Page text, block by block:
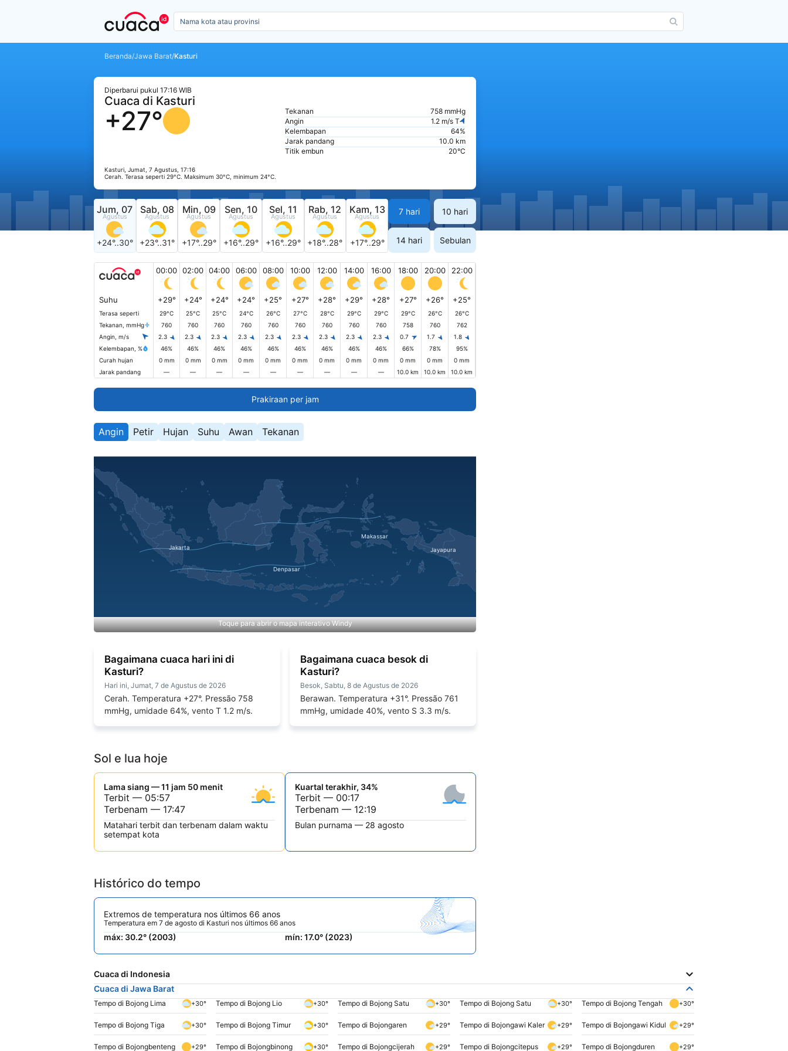
Beranda/Jawa Barat/Kasturi
Diperbarui pukul 17:16 WIB
Cuaca di Kasturi
+27°
Kasturi, Jumat, 7 Agustus, 17:16
Cerah. Terasa seperti 29°C. Maksimum 30°C, minimum 24°C.
Tekanan
758 mmHg
Angin
1.2 m/s T
Kelembapan
64%
Jarak pandang
10.0 km
Titik embun
20°C
Jum, 07
Agustus
+24°..30°
Sab, 08
Agustus
+23°..31°
Min, 09
Agustus
+17°..29°
Sen, 10
Agustus
+16°..29°
Sel, 11
Agustus
+16°..29°
Rab, 12
Agustus
+18°..28°
Kam, 13
Agustus
+17°..29°
7 hari 10 hari
14 hari Sebulan
00:00 02:00 04:00 06:00 08:00 10:00 12:00 14:00 16:00 18:00 20:00 22:00
Suhu +29° +24° +24° +24° +25° +27° +28° +29° +28° +27° +26° +25°
Terasa seperti 29°C 25°C 25°C 24°C 26°C 27°C 28°C 29°C 29°C 29°C 26°C
26°C
Tekanan, mmHg
760 760 760 760 760 760 760 760 760 758 760
762
Angin, m/s
2.3 2.3 2.3 2.3 2.3 2.3 2.3 2.3 2.3 0.7 1.7
1.8
Kelembapan, %
46% 46% 46% 46% 46% 46% 46% 46% 46% 66% 78%
95%
Curah hujan
0 mm 0 mm 0 mm 0 mm 0 mm 0 mm 0 mm 0 mm 0 mm 0 mm 0 mm
0 mm
Jarak pandang
— — — — — — — — — 10.0 km 10.0 km 10.0 km
Prakiraan per jam
Angin Petir Hujan Suhu Awan Tekanan
Toque para abrir o mapa interativo Windy
Bagaimana cuaca hari ini di
Kasturi?
Hari ini, Jumat, 7 de Agustus de 2026
Cerah. Temperatura +27°. Pressão 758
mmHg, umidade 64%, vento T 1.2 m/s.
Bagaimana cuaca besok di
Kasturi?
Besok, Sabtu, 8 de Agustus de 2026
Berawan. Temperatura +31°. Pressão 761
mmHg, umidade 40%, vento S 3.3 m/s.
Sol e lua hoje
Lama siang — 11 jam 50 menit
Terbit — 05:57
Terbenam — 17:47
Matahari terbit dan terbenam dalam waktu
setempat kota
Kuartal terakhir, 34%
Terbit — 00:17
Terbenam — 12:19
Bulan purnama — 28 agosto
Histórico do tempo
Extremos de temperatura nos últimos 66 anos
Temperatura em 7 de agosto di Kasturi nos últimos 66 anos
máx: 30.2° (2003) mín: 17.0° (2023)
Cuaca di Indonesia
Cuaca di Jawa Barat
Tempo di Bojong Lima +30° Tempo di Bojong Lio +30° Tempo di Bojong Satu +30° Tempo di Bojong Satu +30° Tempo di Bojong Tengah +30°
Tempo di Bojong Tiga +30° Tempo di Bojong Timur +30° Tempo di Bojongaren +29° Tempo di Bojongawi Kaler +29° Tempo di Bojongawi Kidul +29°
Tempo di Bojongbenteng +29° Tempo di Bojongbinong +30° Tempo di Bojongcijerah +29° Tempo di Bojongcitepus +29° Tempo di Bojongduren +29°